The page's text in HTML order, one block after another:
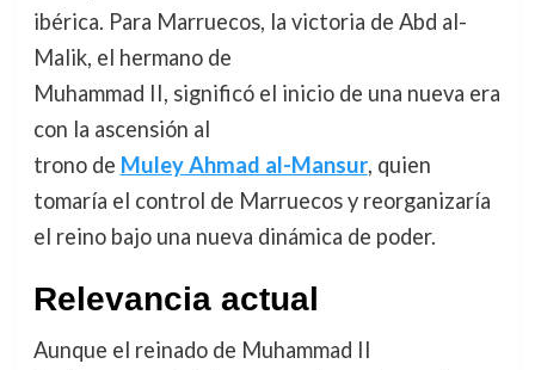
ibérica. Para Marruecos, la victoria de Abd al-
Malik, el hermano de
Muhammad II, significó el inicio de una nueva era
con la ascensión al
trono de Muley Ahmad al-Mansur, quien
tomaría el control de Marruecos y reorganizaría
el reino bajo una nueva dinámica de poder.
Relevancia actual
Aunque el reinado de Muhammad II